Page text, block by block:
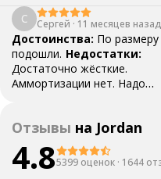
С Сергей · 11 месяцев назад
Достоинства: По размеру
подошли. Недостатки:
Достаточно жёсткие.
Аммортизации нет. Надо
Отзывы на Jordan
4.85399 оценок · 1644